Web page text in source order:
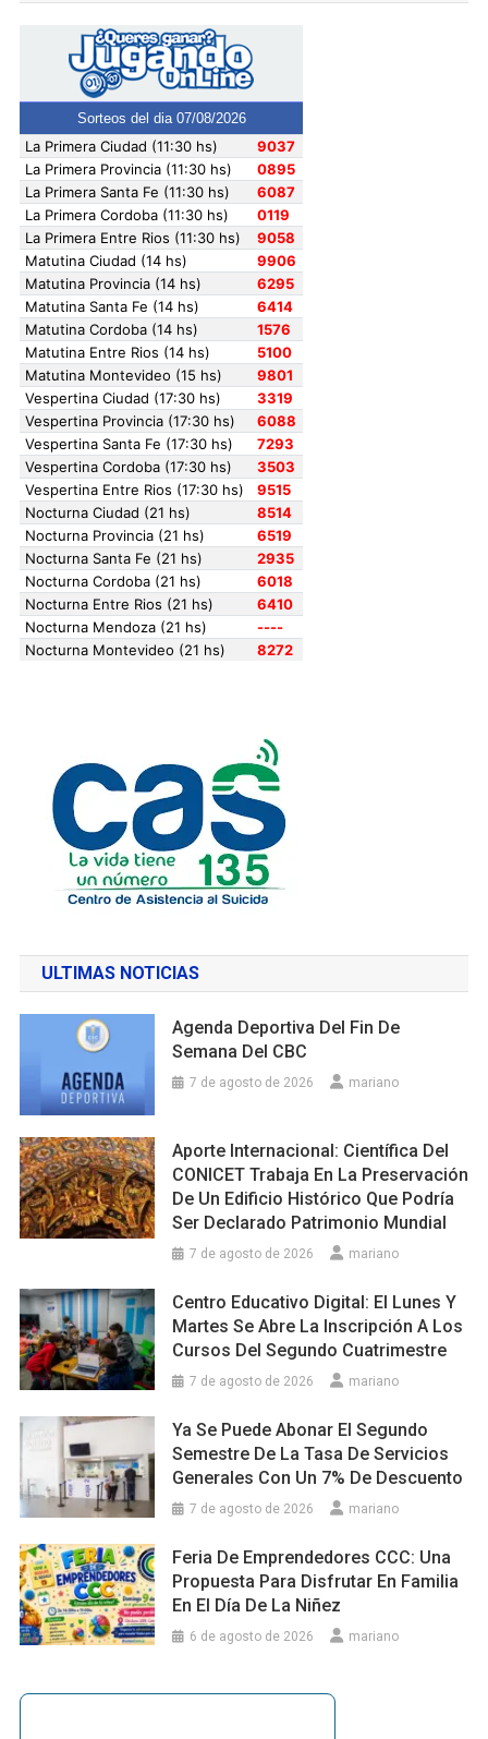
ULTIMAS NOTICIAS
Agenda Deportiva Del Fin De
Semana Del CBC
7 de agosto de 2026 mariano
Aporte Internacional: Científica Del
CONICET Trabaja En La Preservación
De Un Edificio Histórico Que Podría
Ser Declarado Patrimonio Mundial
7 de agosto de 2026 mariano
Centro Educativo Digital: El Lunes Y
Martes Se Abre La Inscripción A Los
Cursos Del Segundo Cuatrimestre
7 de agosto de 2026 mariano
Ya Se Puede Abonar El Segundo
Semestre De La Tasa De Servicios
Generales Con Un 7% De Descuento
7 de agosto de 2026 mariano
Feria De Emprendedores CCC: Una
Propuesta Para Disfrutar En Familia
En El Día De La Niñez
6 de agosto de 2026 mariano